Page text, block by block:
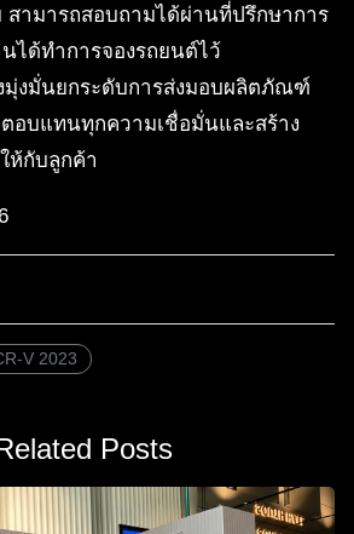
สามารถสอบถามได้ผ่านที่ปรึกษาการ
ด้ทำการจองรถยนต์ไว้
มุ่งมั่นยกระดับการส่งมอบผลิตภัณฑ์
ตอบแทนทุกความเชื่อมั่นและสร้าง
ห้กับลูกค้า
V 2023
Posts